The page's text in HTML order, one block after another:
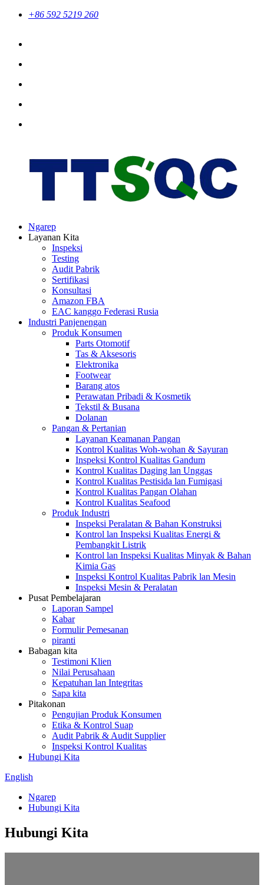
+86 592 5219 260
Ngarep
Layanan Kita
Inspeksi
Testing
Audit Pabrik
Sertifikasi
Konsultasi
Amazon FBA
EAC kanggo Federasi Rusia
Industri Panjenengan
Produk Konsumen
Parts Otomotif
Tas & Aksesoris
Elektronika
Footwear
Barang atos
Perawatan Pribadi & Kosmetik
Tekstil & Busana
Dolanan
Pangan & Pertanian
Layanan Keamanan Pangan
Kontrol Kualitas Woh-wohan & Sayuran
Inspeksi Kontrol Kualitas Gandum
Kontrol Kualitas Daging lan Unggas
Kontrol Kualitas Pestisida lan Fumigasi
Kontrol Kualitas Pangan Olahan
Kontrol Kualitas Seafood
Produk Industri
Inspeksi Peralatan & Bahan Konstruksi
Kontrol lan Inspeksi Kualitas Energi &
Pembangkit Listrik
Kontrol lan Inspeksi Kualitas Minyak & Bahan
Kimia Gas
Inspeksi Kontrol Kualitas Pabrik lan Mesin
Inspeksi Mesin & Peralatan
Pusat Pembelajaran
Laporan Sampel
Kabar
Formulir Pemesanan
piranti
Babagan kita
Testimoni Klien
Nilai Perusahaan
Kepatuhan lan Integritas
Sapa kita
Pitakonan
Pengujian Produk Konsumen
Etika & Kontrol Suap
Audit Pabrik & Audit Supplier
Inspeksi Kontrol Kualitas
Hubungi Kita
English
Ngarep
Hubungi Kita
Hubungi Kita